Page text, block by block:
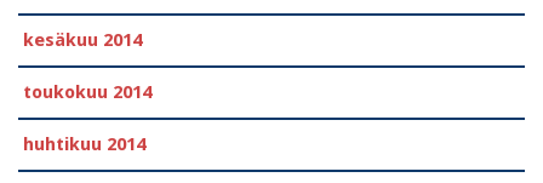
kesäkuu 2014
toukokuu 2014
huhtikuu 2014